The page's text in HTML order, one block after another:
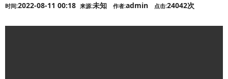
时间:2022-08-11 00:18 来源:未知 作者:admin 点击:24042次